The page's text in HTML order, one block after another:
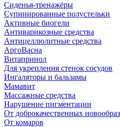
Сиденья-тренажёры
Супинированные полустельки
Активные биогели
Антиварикозные средства
Антицеллюлитные средства
АргоВасна
Витапринол
Для укрепления стенок сосудов
Ингаляторы и бальзамы
Мамавит
Массажные средства
Нарушение пигментации
От доброкачественных
От комаров